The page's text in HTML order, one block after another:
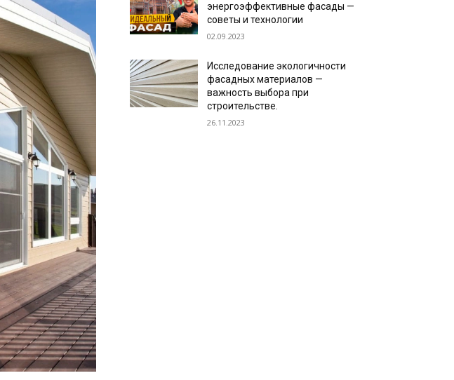
энергоэффективные фасады —
советы и технологии
02.09.2023
Исследование экологичности
фасадных материалов —
важность выбора при
строительстве.
26.11.2023